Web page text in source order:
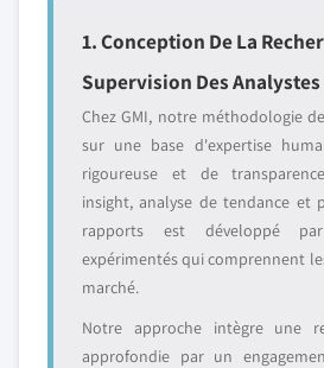
1. Conception De La
Supervision Des Analystes
Chez GMI, notre méthodologie
sur une base d'expertise
rigoureuse et de
insight, analyse de tendance et
rapports est développé
expérimentés qui comprennent
marché.
Notre approche intègre une
approfondie par un